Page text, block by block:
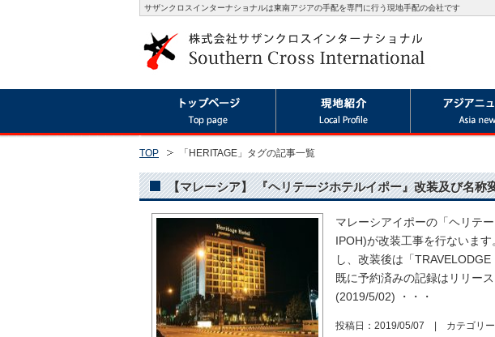
サザンクロスインターナショナルは東南アジアの手配を専門に行う現地手配の会社です
TOP 「HERITAGE」タグの記事一覧
【マレーシア】 『ヘリテージホテルイポー』改装及び名称
マレーシアイポーの「ヘリテ
IPOH)が改装工事を行ないま
し、改装後は「
既に予約済みの記録はリリー
(2019/5/02) ・・・
投稿日：2019/05/07 | カテゴリ